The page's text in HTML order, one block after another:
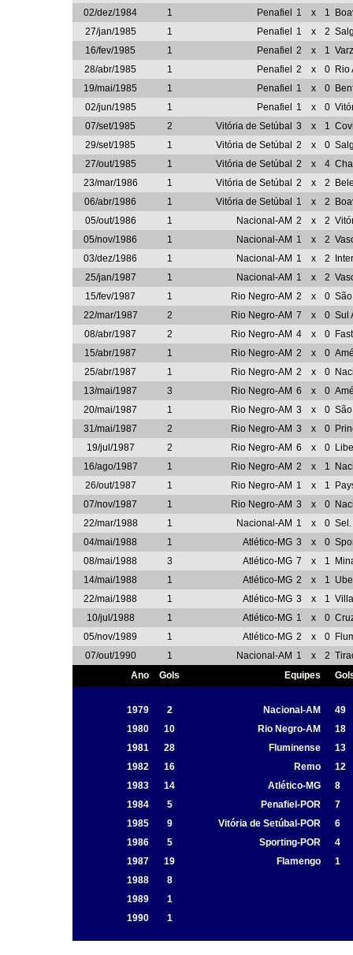
02/dez/1984
1 Penafiel 1 x 1
27/jan/1985
1 Penafiel 1 x 2
16/fev/1985
1 Penafiel 2 x 1
28/abr/1985
1 Penafiel 2 x 0 Rio
19/mai/1985
1 Penafiel 1 x 0
02/jun/1985
1 Penafiel 1 x 0
07/set/1985
2 Vitória de Setúbal 3 x 1
29/set/1985
1 Vitória de Setúbal 2 x 0
27/out/1985
1 Vitória de Setúbal 2 x 4
23/mar/1986
1 Vitória de Setúbal 2 x 2
06/abr/1986
1 Vitória de Setúbal 1 x 2
05/out/1986
1 Nacional-AM 2 x 2
05/nov/1986
1 Nacional-AM 1 x 2
03/dez/1986
1 Nacional-AM 1 x 2
25/jan/1987
1 Nacional-AM 1 x 2
15/fev/1987
1 Rio Negro-AM 2 x 0
22/mar/1987
2 Rio Negro-AM 7 x 0 Sul
08/abr/1987
2 Rio Negro-AM 4 x 0 Fast
15/abr/1987
1 Rio Negro-AM 2 x 0
25/abr/1987
1 Rio Negro-AM 2 x 0
13/mai/1987
3 Rio Negro-AM 6 x 0
20/mai/1987
1 Rio Negro-AM 3 x 0
31/mai/1987
2 Rio Negro-AM 3 x 0
19/jul/1987
2 Rio Negro-AM 6 x 0
16/ago/1987
1 Rio Negro-AM 2 x 1
26/out/1987
1 Rio Negro-AM 1 x 1
07/nov/1987
1 Rio Negro-AM 3 x 0
22/mar/1988
1 Nacional-AM 1 x 0
04/mai/1988
1 Atlético-MG 3 x 0
08/mai/1988
3 Atlético-MG 7 x 1
14/mai/1988
1 Atlético-MG 2 x 1
22/mai/1988
1 Atlético-MG 3 x 1
10/jul/1988
1 Atlético-MG 1 x 0
05/nov/1989
1 Atlético-MG 2 x 0
07/out/1990
1 Nacional-AM 1 x 2
Ano
Gols Equipes
1979 2 Nacional-AM
49
1980
10 Rio Negro-AM
18
1981
28 Fluminense
13
1982
16 Remo
12
1983
14 Atlético-MG
8
1984
5 Penafiel-POR
7
1985
9 Vitória de Setúbal-POR
6
1986
5 Sporting-POR
4
1987
19 Flamengo
1
1988
8
1989
1
1990
1